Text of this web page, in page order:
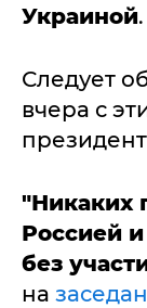
Украиной.
Следует
вчера с
"Никаких
Россией
без
на